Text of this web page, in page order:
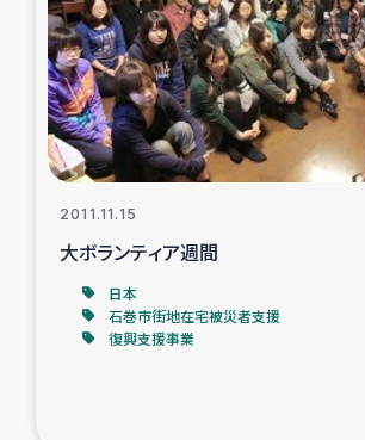
ガザ地区での公園の緑化を通じ
ガザ地区における被災住民へ
ガザ地区酪農を通した女性グルー
ふりかけ普及と食生活改善による
フェアトレード事業
緊急支援事業
2011.11.15
大ボランティア週間
日本
石巻市街地在宅被災者支援
復興支援事業